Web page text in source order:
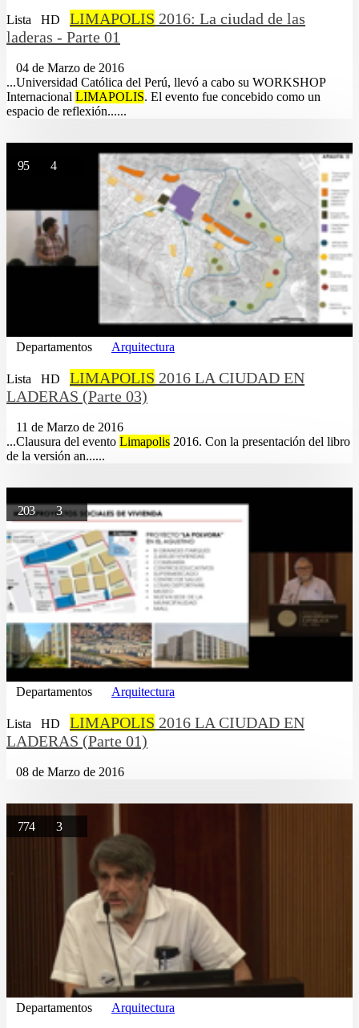
Lista HD LIMAPOLIS 2016: La ciudad de las
laderas - Parte 01
04 de Marzo de 2016
...Universidad Católica del Perú, llevó a cabo su WORKSHOP
Internacional LIMAPOLIS. El evento fue concebido como un
espacio de reflexión......
95 4
Departamentos Arquitectura
Lista HD LIMAPOLIS 2016 LA CIUDAD EN
LADERAS (Parte 03)
11 de Marzo de 2016
...Clausura del evento Limapolis 2016. Con la presentación del libro
de la versión an......
2033
Departamentos Arquitectura
Lista HD LIMAPOLIS 2016 LA CIUDAD EN
LADERAS (Parte 01)
08 de Marzo de 2016
774 3
Departamentos Arquitectura